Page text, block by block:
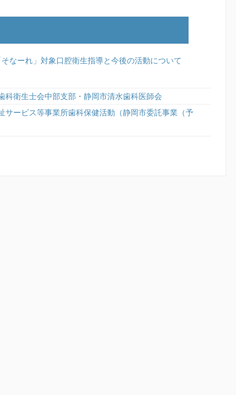
なーれ」対象口腔衛生指導と今後の活動について
衛生士会中部支部・静岡市清水歯科医師会
サービス等事業所歯科保健活動（静岡市委託事業（予